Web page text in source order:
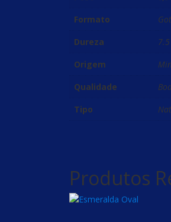
Formato
Dureza
Origem
Qualidade
Tipo
Produtos